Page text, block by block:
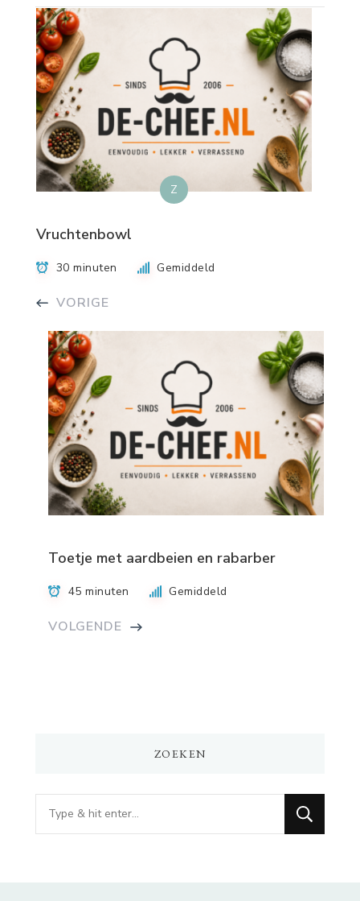
Z
Vruchtenbowl
30 minuten Gemiddeld
VORIGE
Toetje met aardbeien en rabarber
45 minuten Gemiddeld
VOLGENDE
ZOEKEN
Op
zoek